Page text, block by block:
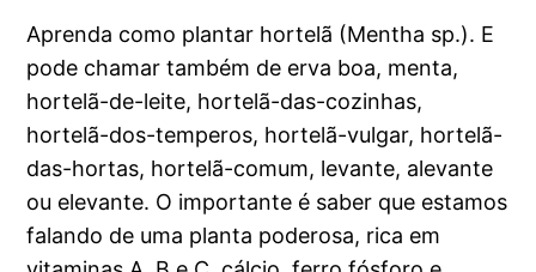
Aprenda como plantar hortelã (Mentha sp.). E
pode chamar também de erva boa, menta,
hortelã-de-leite, hortelã-das-cozinhas,
hortelã-dos-temperos, hortelã-vulgar, hortelã-
das-hortas, hortelã-comum, levante, alevante
ou elevante. O importante é saber que estamos
falando de uma planta poderosa, rica em